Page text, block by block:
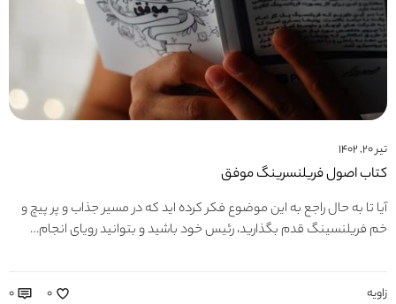
تیر ۲۰, ۱۴۰۲
کتاب اصول فریلنسرینگ موفق
آیا تا به حال راجع به این موضوع فکر کرده اید که در مسیر جذاب و پر پیچ و
خم فریلنسینگ قدم بگذارید، رئیس خود باشید و بتوانید رویای انجام…
زاویه ۰ ۰